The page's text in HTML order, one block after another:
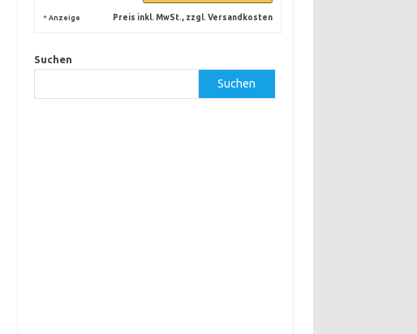
* Anzeige Preis inkl. MwSt., zzgl. Versandkosten
Suchen
Suchen